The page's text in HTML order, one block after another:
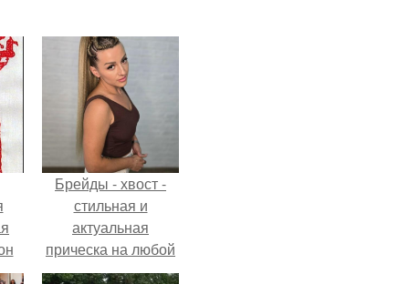
Брейды - хвост -
стильная и
актуальная
прическа на любой
случай.